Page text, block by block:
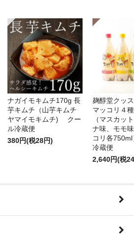
ナガイモキムチ170g 長
芋キムチ（山芋キムチ
ヤマイモキムチ) クー
ル冷蔵便
380円(税28円)
麹醇堂クッ
マッコリ４
（マスカッ
ナ味、モモ
コリ各
冷蔵便
2,640円(税